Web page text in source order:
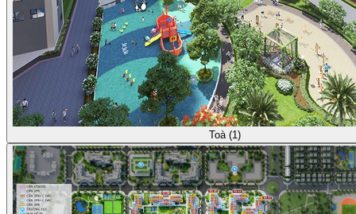
Toà (1)